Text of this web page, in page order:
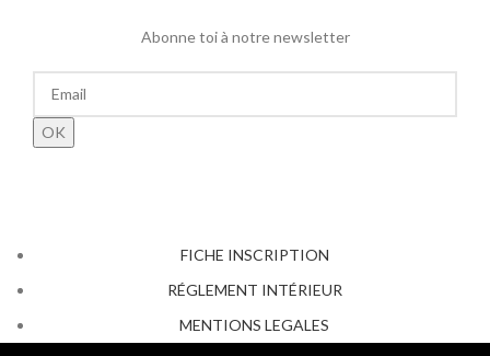
Abonne toi à notre newsletter
FICHE INSCRIPTION
RÉGLEMENT INTÉRIEUR
MENTIONS LEGALES